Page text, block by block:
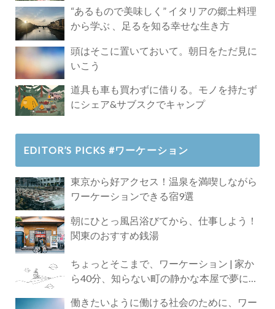
“あるもので美味しく” イタリアの郷土料理
から学ぶ 、足るを知る幸せな生き方
頭はそこに置いておいて。朝日をただ見に
いこう
道具も車も買わずに借りる。モノを持たず
にシェア&サブスクでキャンプ
EDITOR’S PICKS #ワーケーション
東京から好アクセス！温泉を満喫しながら
ワーケーションできる宿9選
朝にひとっ風呂浴びてから、仕事しよう！
関東のおすすめ銭湯
ちょっとそこまで、ワーケーション | 家か
ら40分、知らない町の静かな本屋で夢に近
働きたいように働ける社会のために、ワー